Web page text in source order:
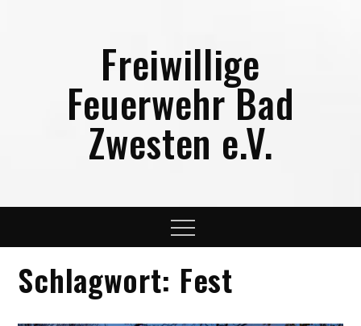
Freiwillige
Feuerwehr Bad
Zwesten e.V.
Menu
Schlagwort: Fest